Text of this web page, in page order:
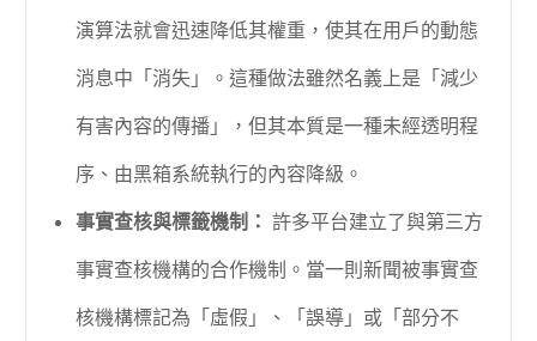
演算法就會迅速降低其權重，使其在用戶的動態
消息中「消失」。這種做法雖然名義上是「減少
有害內容的傳播」，但其本質是一種未經透明程
序、由黑箱系統執行的內容降級。
事實查核與標籤機制： 許多平台建立了與第三方
事實查核機構的合作機制。當一則新聞被事實查
核機構標記為「虛假」、「誤導」或「部分不